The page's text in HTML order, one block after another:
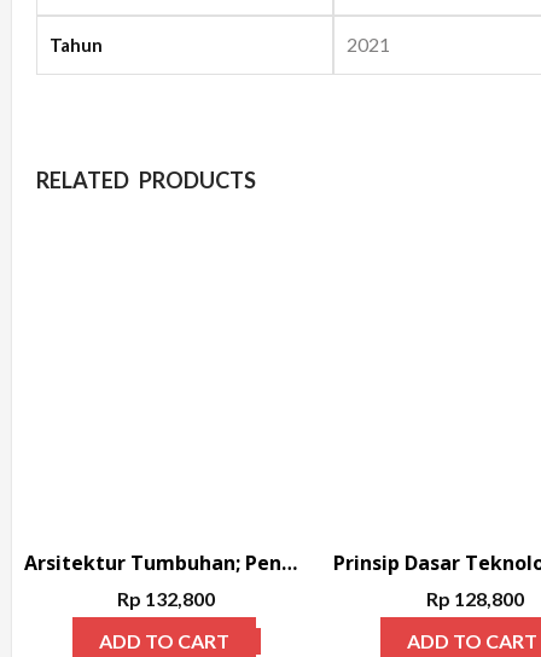
Tahun 2021
RELATED PRODUCTS
Arsitektur Tumbuhan; Penataan Stuktur Pekarangan Pedesaan dan Ruang Terbuka Hijau Perkotaan
Rp 132,800
ADD TO CART
Rp 128,800
ADD TO CART